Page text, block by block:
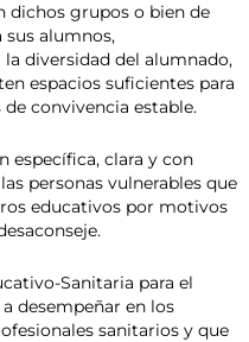
dichos grupos o bien de
alumnos,
diversidad del alumnado,
espacios suficientes para
convivencia estable.
específica, clara y con
personas vulnerables que
educativos por motivos
Sanitaria para el
desempeñar en los
sanitarios y que